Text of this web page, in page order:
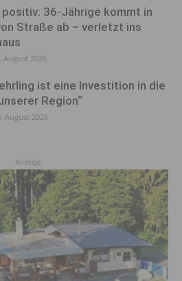
36-Jährige kommt in
Straße ab – verletzt ins
August 2026
ist eine Investition in die
Region“
August 2026
Anzeige